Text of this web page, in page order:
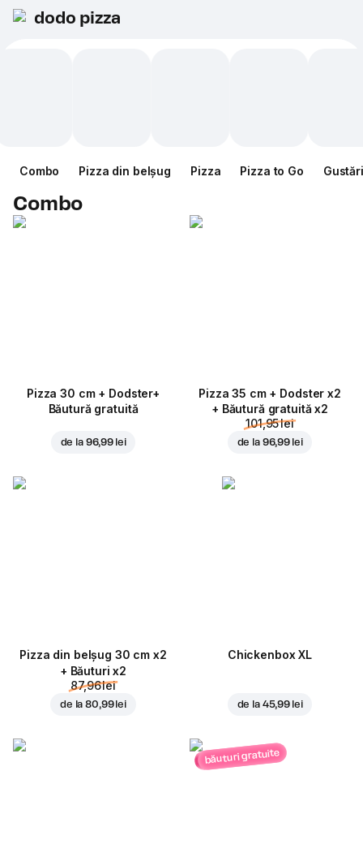
dodo pizza
Combo Pizza din belșug Pizza Pizza to Go Gustări
Combo
Pizza 30 cm + Dodster+
Băutură gratuită
de la 96,99 lei
Pizza 35 cm + Dodster x2
+ Băutură gratuită x2
101,95 lei
de la 96,99 lei
Pizza din belșug 30 cm x2
+ Băuturi x2
87,96 lei
de la80,99 lei
Chickenbox XL
de la 45,99 lei
băuturi gratuite